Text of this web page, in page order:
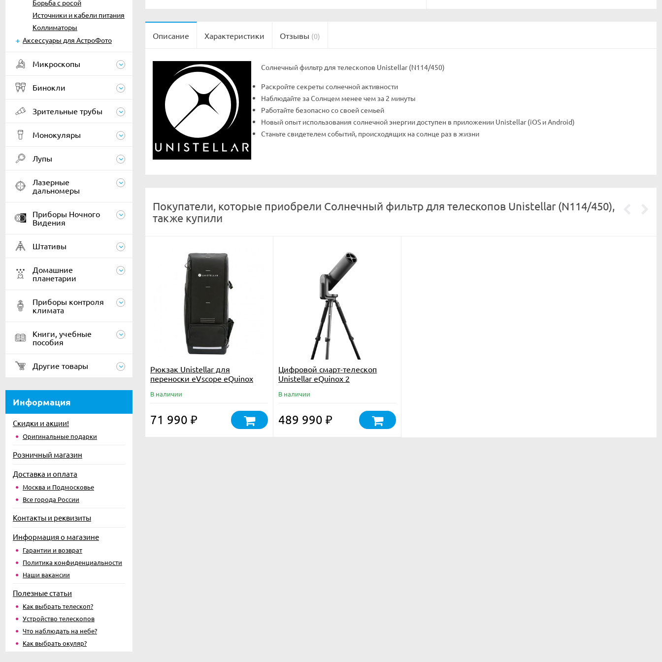
Борьба с росой
Источники и кабели питания
Коллиматоры
Аксессуары для АстроФото
Микроскопы
Бинокли
Зрительные трубы
Монокуляры
Лупы
Лазерные
дальномеры
Приборы Ночного
Видения
Штативы
Домашние
планетарии
Приборы контроля
климата
Книги, учебные
пособия
Другие товары
Информация
Скидки и акции!
Оригинальные подарки
Розничный магазин
Доставка и оплата
Москва и Подмосковье
Все города России
Контакты и реквизиты
Информация о магазине
Гарантии и возврат
Политика конфиденциальности
Наши вакансии
Полезные статьи
Как выбрать телескоп?
Устройство телескопов
Что наблюдать на небе?
Как выбрать окуляр?
Описание Характеристики Отзывы (0)
Солнечный фильтр для телескопов Unistellar (N114/450)
Раскройте секреты солнечной активности
Наблюдайте за Солнцем менее чем за 2 минуты
Работайте безопасно со своей семьей
Новый опыт использования солнечной энергии доступен в приложении Unistellar (iOS и Android)
Станьте свидетелем событий, происходящих на солнце раз в жизни
Покупатели, которые приобрели Солнечный фильтр для телескопов Unistellar (N114/450),
также купили
Рюкзак Unistellar для
переноски eVscope eQuinox
В наличии
71 990 ₽
Цифровой смарт-телескоп
Unistellar eQuinox 2
В наличии
489 990 ₽